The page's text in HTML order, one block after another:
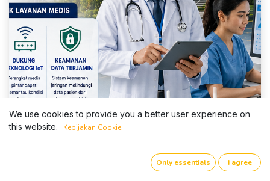
We use cookies to provide you a better user experience on
this website.
Kebijakan Cookie
Only essentials I agree